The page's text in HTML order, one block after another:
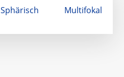
Sphärisch Multifokal